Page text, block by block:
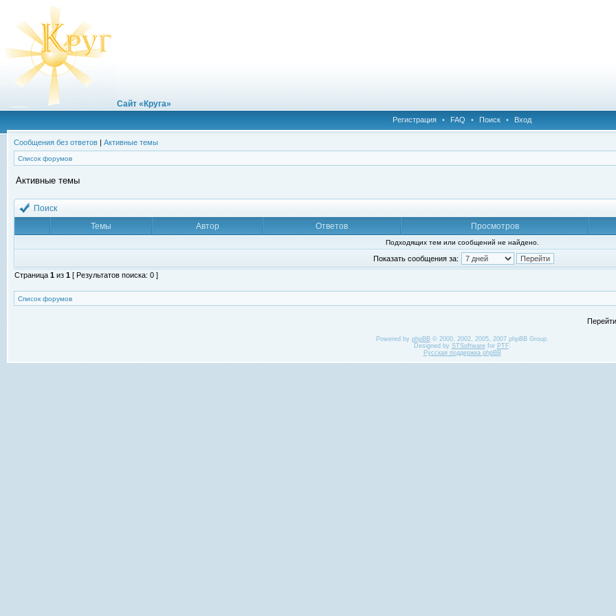
Сайт «Круга»
Регистрация • FAQ • Поиск • Вход
Сообщения без ответов | Активные темы
Список форумов
Активные темы
Поиск
Темы
Автор Ответов Просмотров
Подходящих тем или сообщений не найдено.
Показать сообщения за:
Страница 1 из 1 [ Результатов поиска: 0 ]
Список форумов
Powered by phpBB© 2000, 2002, 2005, 2007 phpBB Group.
Designed by STSoftwarefor PTF.
Русская поддержка phpBB